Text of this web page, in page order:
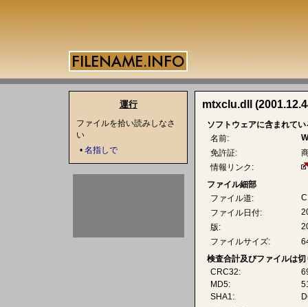
mtxclu.dll
ソフトウェアに含まれてい
名前:
免許証:
情報リンク:
ファイル細部
ファイル道:
ファイル日付:
版:
ファイルサイズ:
検査合計及びファイルは切
CRC32:
MD5:
SHA1:
運行
ファイルを拾い読みしなさ
い
• 名指しで